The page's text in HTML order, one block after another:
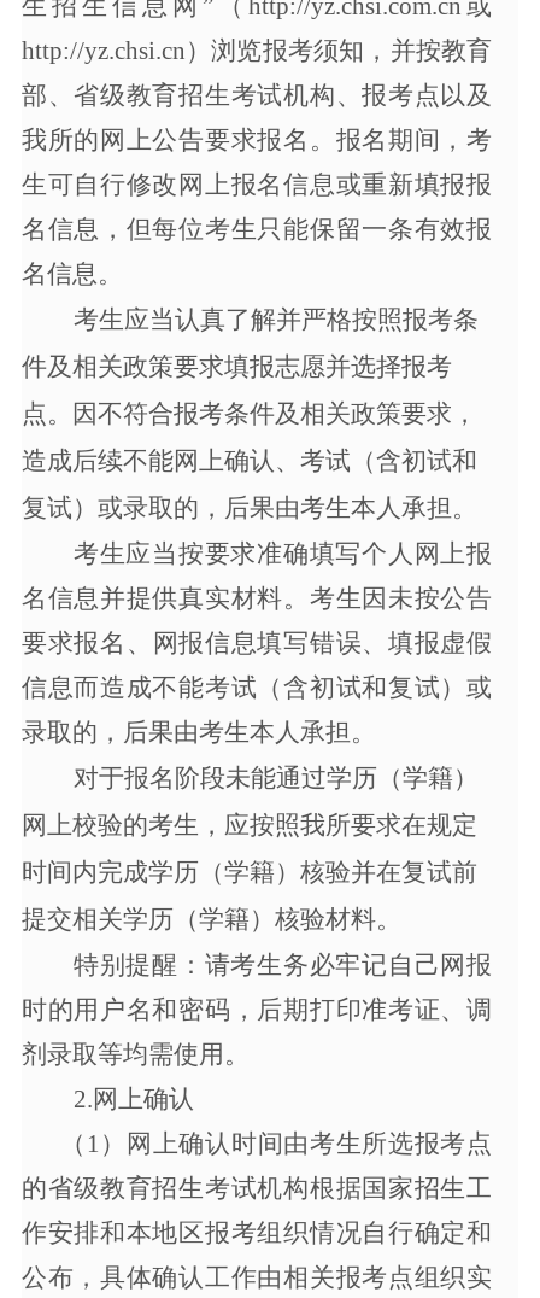
生招生信息网”（http://yz.chsi.com.cn或
http://yz.chsi.cn）浏览报考须知，并按教育
部、省级教育招生考试机构、报考点以及
我所的网上公告要求报名。报名期间，考
生可自行修改网上报名信息或重新填报报
名信息，但每位考生只能保留一条有效报
名信息。
考生应当认真了解并严格按照报考条
件及相关政策要求填报志愿并选择报考
点。因不符合报考条件及相关政策要求，
造成后续不能网上确认、考试（含初试和
复试）或录取的，后果由考生本人承担。
考生应当按要求准确填写个人网上报
名信息并提供真实材料。考生因未按公告
要求报名、
网报信息填写错误、填报虚假
信息而造成不能考试（含初试和复试）或
录取的，后果由考生本人承担。
对于报名阶段未能通过学历（学籍）
网上校验的考生， 应按照我所要求在规定
时间内完成学历（学籍）核验并在复试前
提交相关学历（学籍）核验材料。
特别提醒：请考生务必牢记自己网报
时的用户名和密码，后期打印准考证、调
剂录取等均需使用。
2.网上确认
（ 1）
网上确认时间由考生所选报考点
的省级教育招生考试机构根据国家招生工
作安排和本地区报考组织情况自行确定和
公布，具体确认工作由相关报考点组织实